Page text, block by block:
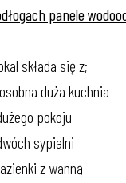
panele
składa się z;
duża kuchnia
pokoju
sypialni
z wanną